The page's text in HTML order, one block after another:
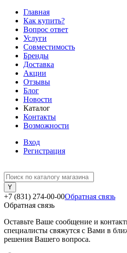
Главная
Как купить?
Вопрос ответ
Услуги
Совместимость
Бренды
Доставка
Акции
Отзывы
Блог
Новости
Каталог
Контакты
Возможности
Вход
Регистрация
+7 (831) 274-00-00Обратная связь
Обратная связь
Оставьте Ваше сообщение и
специалисты свяжутся с Вами в
решения Вашего вопроса.